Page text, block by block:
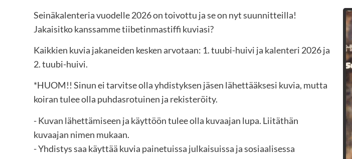
Seinäkalenteria vuodelle 2026 on toivottu ja se on nyt suunnitteilla!
Jakaisitko kanssamme tiibetinmastiffi kuviasi?
Kaikkien kuvia jakaneiden kesken arvotaan: 1. tuubi-huivi ja kalenteri 2026 ja
2. tuubi-huivi.
*HUOM!! Sinun ei tarvitse olla yhdistyksen jäsen lähettääksesi kuvia, mutta
koiran tulee olla puhdasrotuinen ja rekisteröity.
- Kuvan lähettämiseen ja käyttöön tulee olla kuvaajan lupa. Liitäthän
kuvaajan nimen mukaan.
- Yhdistys saa käyttää kuvia painetuissa julkaisuissa ja sosiaalisessa